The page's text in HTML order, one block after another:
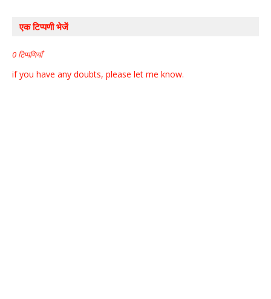
एक टिप्पणी भेजें
0 टिप्पणियाँ
if you have any doubts, please let me know.